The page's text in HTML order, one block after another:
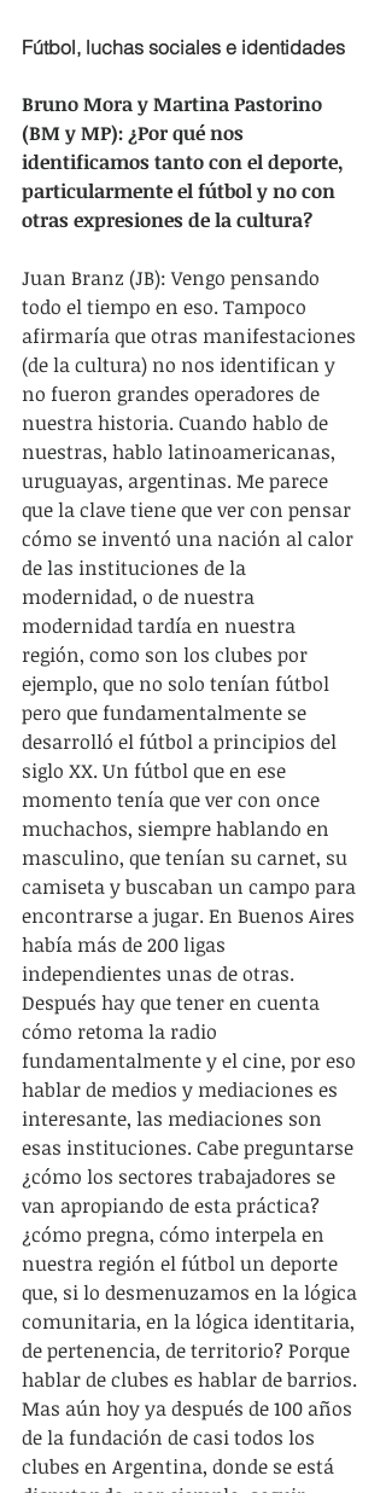
Fútbol, luchas sociales e identidades
Bruno Mora y Martina Pastorino
(BM y MP): ¿Por qué nos
identificamos tanto con el deporte,
particularmente el fútbol y no con
otras expresiones de la cultura?
Juan Branz (JB): Vengo pensando
todo el tiempo en eso. Tampoco
afirmaría que otras manifestaciones
(de la cultura) no nos identifican y
no fueron grandes operadores de
nuestra historia. Cuando hablo de
nuestras, hablo latinoamericanas,
uruguayas, argentinas. Me parece
que la clave tiene que ver con pensar
cómo se inventó una nación al calor
de las instituciones de la
modernidad, o de nuestra
modernidad tardía en nuestra
región, como son los clubes por
ejemplo, que no solo tenían fútbol
pero que fundamentalmente se
desarrolló el fútbol a principios del
siglo XX. Un fútbol que en ese
momento tenía que ver con once
muchachos, siempre hablando en
masculino, que tenían su carnet, su
camiseta y buscaban un campo para
encontrarse a jugar. En Buenos Aires
había más de 200 ligas
independientes unas de otras.
Después hay que tener en cuenta
cómo retoma la radio
fundamentalmente y el cine, por eso
hablar de medios y mediaciones es
interesante, las mediaciones son
esas instituciones. Cabe preguntarse
¿cómo los sectores trabajadores se
van apropiando de esta práctica?
¿cómo pregna, cómo interpela en
nuestra región el fútbol un deporte
que, si lo desmenuzamos en la lógica
comunitaria, en la lógica identitaria,
de pertenencia, de territorio? Porque
hablar de clubes es hablar de barrios.
Mas aún hoy ya después de 100 años
de la fundación de casi todos los
clubes en Argentina, donde se está